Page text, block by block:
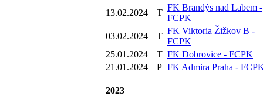
13.02.2024
T
FK Brandýs nad Labem -
FCPK
03.02.2024
T
FK Viktoria Žižkov B -
FCPK
25.01.2024
T FK Dobrovice - FCPK
21.01.2024
P FK Admira Praha -
2023